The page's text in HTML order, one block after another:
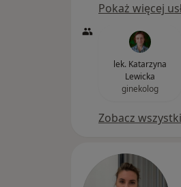
Pokaż więcej
lek. Katarzyna
Lewicka
ginekolog
Zobacz